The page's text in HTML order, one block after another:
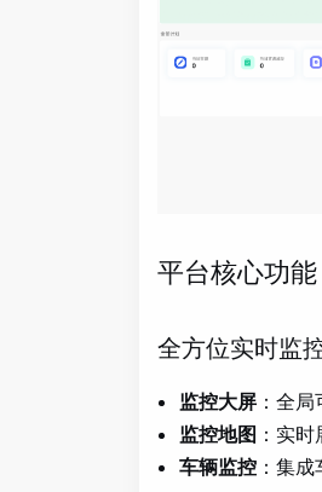
平台核心功能
全方位实时监
监控大屏 ：全
监控地图 ：实
车辆监控 ：集